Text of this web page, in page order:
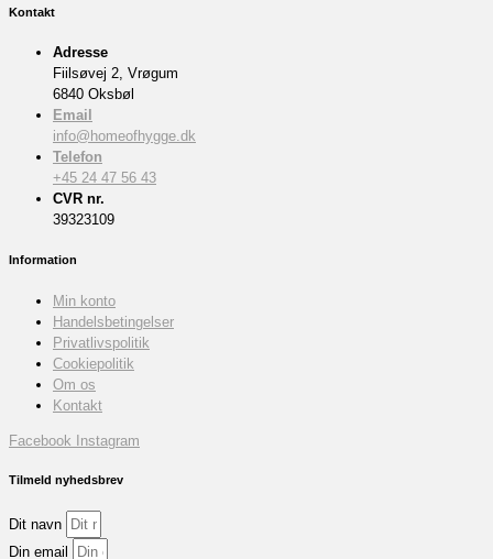
Kontakt
Adresse
Fiilsøvej 2, Vrøgum
6840 Oksbøl
Email
info@homeofhygge.dk
Telefon
+45 24 47 56 43
CVR nr.
39323109
Information
Min konto
Handelsbetingelser
Privatlivspolitik
Cookiepolitik
Om os
Kontakt
Facebook Instagram
Tilmeld nyhedsbrev
Dit navn
Din email